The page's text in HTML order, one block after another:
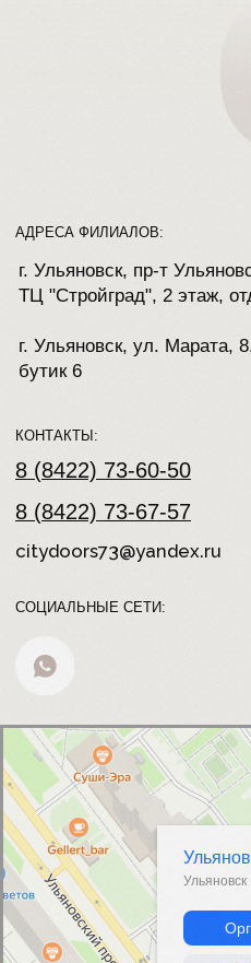
Коллекция дверей Артик
Коллекция дверей Linea
Коллекция дверей Бостон
Коллекция дверей Бристоль
Коллекция дверей Венеция
Коллекция дверей Вита
Коллекция дверей Гренада
Коллекция дверей Малахит
Коллекция дверей Мальта
Коллекция дверей Мартель
8 (8422) 73-67-57